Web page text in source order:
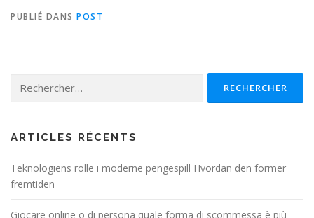
PUBLIÉ DANS POST
ARTICLES RÉCENTS
Teknologiens rolle i moderne pengespill Hvordan den former
fremtiden
Giocare online o di persona quale forma di scommessa è più